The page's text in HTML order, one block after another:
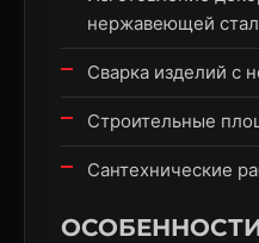
нержавеющей
Сварка изделий с
Строительные
Сантехнические